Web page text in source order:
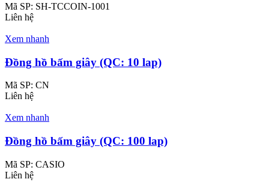
Mã SP: SH-TCCOIN-1001
Liên hệ
Xem nhanh
Đồng hồ bấm giây (QC: 10 lap)
Mã SP: CN
Liên hệ
Xem nhanh
Đồng hồ bấm giây (QC: 100 lap)
Mã SP: CASIO
Liên hệ